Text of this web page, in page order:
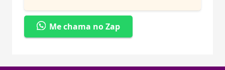
Me chama no Zap